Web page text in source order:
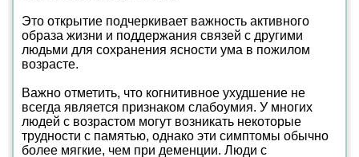
Это открытие подчеркивает важность активного
образа жизни и поддержания связей с другими
людьми для сохранения ясности ума в пожилом
возрасте.
Важно отметить, что когнитивное ухудшение не
всегда является признаком слабоумия. У многих
людей с возрастом могут возникать некоторые
трудности с памятью, однако эти симптомы обычно
более мягкие, чем при деменции. Люди с